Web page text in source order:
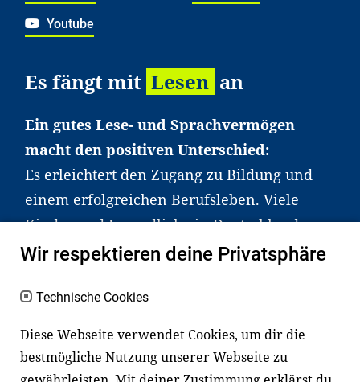
Youtube
Es fängt mit Lesen an
Ein gutes Lese- und Sprachvermögen
macht den positiven Unterschied:
Es erleichtert den Zugang zu Bildung und
einem erfolgreichen Berufsleben. Viele
Kinder und Jugendliche in Deutschland
haben aber große Schwierigkeiten dabei.
an Familien sowie an Erzieher*innen,
Fachexpert*innen. Dafür arbeiten wir eng
mit Ministerien, wissenschaftlichen
Wir respektieren deine Privatsphäre
Technische Cookies
Diese Webseite verwendet Cookies, um dir die
bestmögliche Nutzung unserer Webseite zu